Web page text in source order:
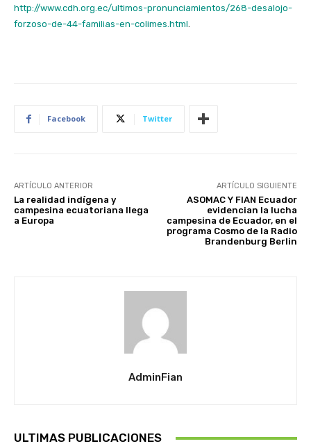
http://www.cdh.org.ec/ultimos-pronunciamientos/268-desalojo-
forzoso-de-44-familias-en-colimes.html.
Facebook Twitter
ARTÍCULO ANTERIOR
La realidad indígena y
campesina ecuatoriana llega
a Europa
ARTÍCULO SIGUIENTE
ASOMAC Y FIAN Ecuador
evidencian la lucha
campesina de Ecuador, en el
programa Cosmo de la Radio
Brandenburg Berlin
AdminFian
ULTIMAS PUBLICACIONES